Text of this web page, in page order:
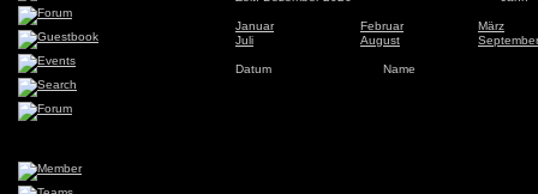
Januar Februar
März
Juli
August September
Datum Name